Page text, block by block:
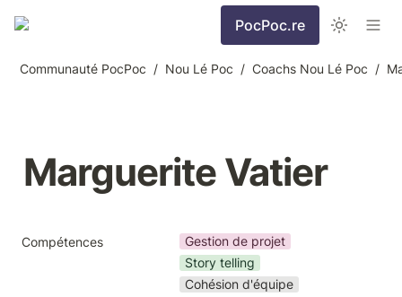
PocPoc.re
Communauté PocPoc / Nou Lé Poc / Coachs Nou Lé Poc /
Marguerite Vatier
Compétences
Gestion de projet
Story telling
Cohésion d'équipe